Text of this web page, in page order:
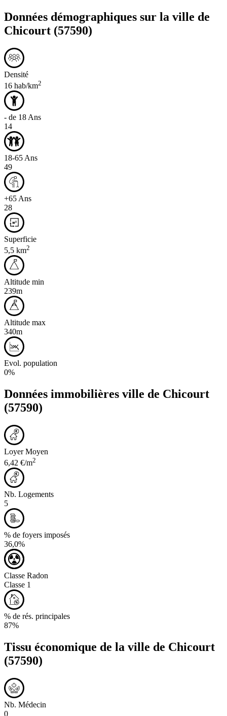
Données démographiques sur la ville de
Chicourt (57590)
Densité
16 hab/km2
- de 18 Ans
14
18-65 Ans
49
+65 Ans
28
Superficie
5,5 km2
Altitude min
239m
Altitude max
340m
Evol. population
0%
Données immobilières ville de Chicourt
(57590)
Loyer Moyen
6,42 €/m2
Nb. Logements
5
% de foyers imposés
36,0%
Classe Radon
Classe 1
% de rés. principales
87%
Tissu économique de la ville de Chicourt
(57590)
Nb. Médecin
0